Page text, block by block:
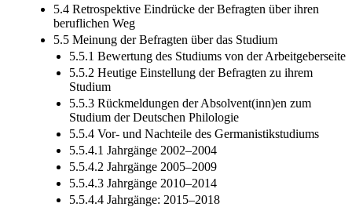
5.4 Retrospektive Eindrücke der Befragten über ihren
beruflichen Weg
5.5 Meinung der Befragten über das Studium
5.5.1 Bewertung des Studiums von der Arbeitgeberseite
5.5.2 Heutige Einstellung der Befragten zu ihrem
Studium
5.5.3 Rückmeldungen der Absolvent(inn)en zum
Studium der Deutschen Philologie
5.5.4 Vor- und Nachteile des Germanistikstudiums
5.5.4.1 Jahrgänge 2002–2004
5.5.4.2 Jahrgänge 2005–2009
5.5.4.3 Jahrgänge 2010–2014
5.5.4.4 Jahrgänge: 2015–2018